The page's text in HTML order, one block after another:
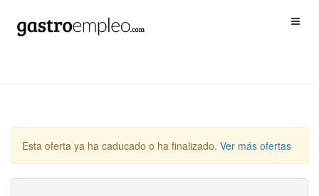
Esta oferta ya ha caducado o ha finalizado. Ver más ofertas